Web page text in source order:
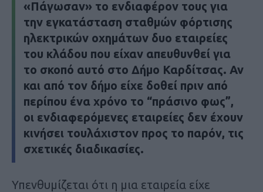
«Πάγωσαν» το ενδιαφέρον τους για
την εγκατάσταση σταθμών φόρτισης
ηλεκτρικών οχημάτων δυο εταιρείες
του κλάδου που είχαν απευθυνθεί για
το σκοπό αυτό στο Δήμο Καρδίτσας. Αν
και από τον δήμο είχε δοθεί πριν από
περίπου ένα χρόνο το “πράσινο φως”,
οι ενδιαφερόμενες εταιρείες δεν έχουν
κινήσει τουλάχιστον προς το παρόν, τις
σχετικές διαδικασίες.
Υπενθυμίζεται ότι η μια εταιρεία είχε